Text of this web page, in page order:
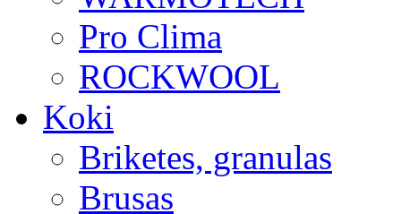
Pro Clima
ROCKWOOL
Koki
Briketes, granulas
Brusas